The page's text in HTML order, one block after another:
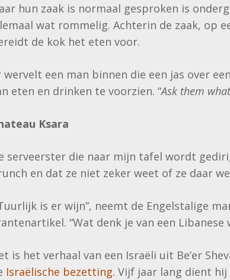
hun zaak is normaal gesproken is
wat rommelig. Achterin de zaak, op
de kok het eten voor.
wervelt een man binnen die een jas over
eten en drinken te voorzien. “Ask them
Ksara
serveerster die naar mijn tafel wordt
en dat ze niet zeker weet of ze daar
is er wijn”, neemt de Engelstalige
“Wat denk je van een
is het verhaal van een Israëli uit Be’er
Israëlische bezetting. Vijf jaar lang dient